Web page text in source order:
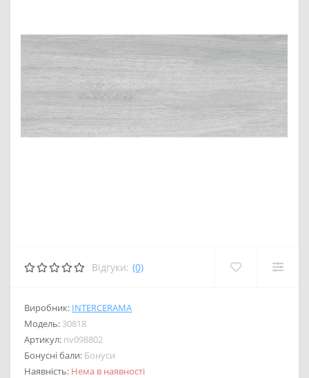
Відгуки: (0)
Виробник: INTERCERAMA
Модель: 30818
Артикул: nv098802
Бонусні бали: Бонуси
Наявність: Нема в наявності